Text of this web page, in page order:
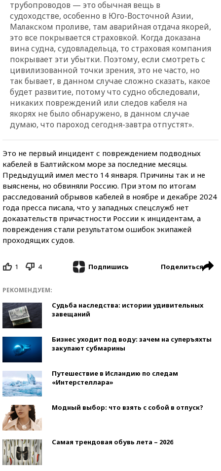
трубопроводов — это обычная вещь в
судоходстве, особенно в Юго-Восточной Азии,
Малакском проливе, там аварийная отдача якорей,
это все покрывается страховкой. Когда доказана
вина судна, судовладельца, то страховая компания
покрывает эти убытки. Поэтому, если смотреть с
цивилизованной точки зрения, это не часто, но
так бывает, в данном случае сложно сказать, какое
будет развитие, потому что судно обследовали,
никаких повреждений или следов кабеля на
якорях не было обнаружено, в данном случае
думаю, что пароход сегодня-завтра отпустят».
Это не первый инцидент с повреждением подводных
кабелей в Балтийском море за последние месяцы.
Предыдущий имел место 14 января. Причины так и не
выяснены, но обвиняли Россию. При этом по итогам
расследований обрывов кабелей в ноябре и декабре 2024
года пресса писала, что у западных спецслужб нет
доказательств причастности России к инцидентам, а
повреждения стали результатом ошибок экипажей
проходящих судов.
1 4 Подпишись Поделиться
РЕКОМЕНДУЕМ:
Судьба наследства: истории удивительных
завещаний
Бизнес уходит под воду: зачем на суперъяхты
закупают субмарины
Путешествие в Исландию по следам
«Интерстеллара»
Модный выбор: что взять с собой в отпуск?
Самая трендовая обувь лета – 2026